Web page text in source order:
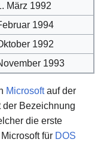
März 1992
1994
1992
1993
Microsoftauf der
der Bezeichnung
die erste
für DOS